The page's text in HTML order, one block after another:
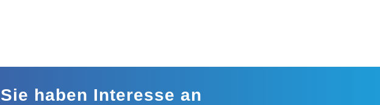
Sie haben Interesse an